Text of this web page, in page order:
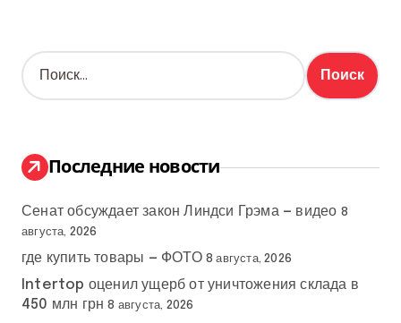
Н
а
:
Последние новости
Сенат обсуждает закон Линдси Грэма — видео 8
августа, 2026
где купить товары — ФОТО 8 августа, 2026
Intertop оценил ущерб от уничтожения склада в
450 млн грн 8 августа, 2026